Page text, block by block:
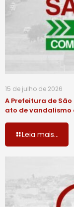
15 de julho de 2026
A Prefeitura de
ato de
Leia mais...